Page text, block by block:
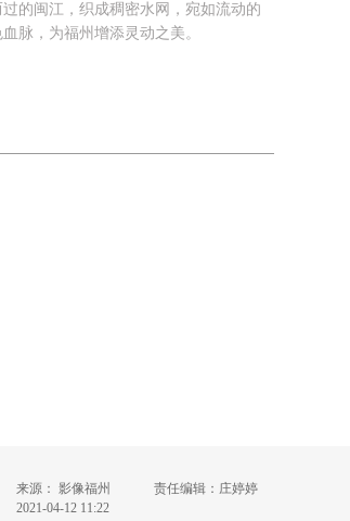
过的闽江，织成稠密水网，宛如流动的
脉，为福州增添灵动之美。
来源： 影像福州
2021-04-12 11:22
责任编辑：庄婷婷